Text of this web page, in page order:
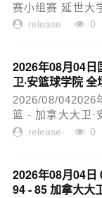
赛小组赛 延世大
release 0
2026年08月04日
卫·安篮球学院 全
2026/08/042026
篮 - 加拿大大卫·
release 0
2026年08月04日
94 - 85 加拿大大